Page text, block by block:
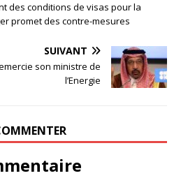
des conditions de visas pour la
promet des contre-mesures
SUIVANT
son ministre de
l’Energie